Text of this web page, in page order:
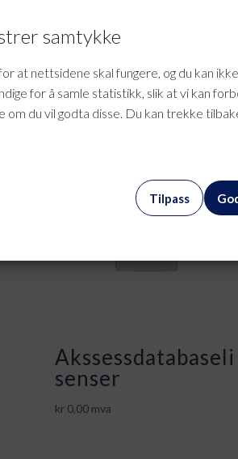
samtykke
at nettsidene skal fungere, og du kan ikke
for å samle statistikk, slik at vi kan
du vil godta disse. Du kan trekke
Tilpass
Akssessdatabaseli
senser
kr0,00 mva